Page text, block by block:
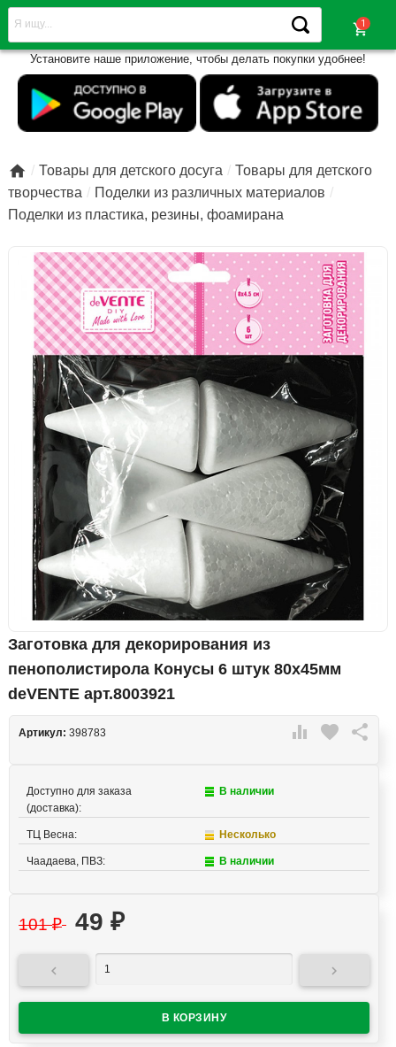
shopping_cart
Установите наше приложение, чтобы делать покупки удобнее!
 Товары для детского досуга
Товары для детского
творчества
Поделки из различных материалов
Поделки из пластика, резины, фоамирана
Заготовка для декорирования из
пенополистирола Конусы 6 штук 80х45мм
deVENTE арт.8003921
 favorite 
Артикул: 398783
Доступно для заказа
(доставка):
В наличии
ТЦ Весна: Несколько
Чаадаева, ПВЗ: В наличии
101₽ 49 ₽
 